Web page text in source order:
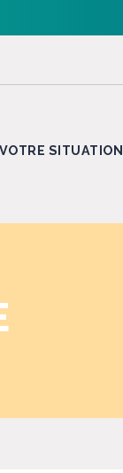
VOTRE SITUATION